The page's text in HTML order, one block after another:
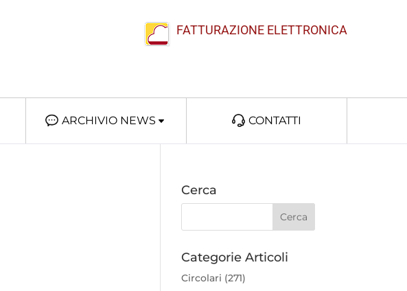
FATTURAZIONE ELETTRONICA
ARCHIVIO NEWS CONTATTI
Cerca
Categorie Articoli
Circolari (271)